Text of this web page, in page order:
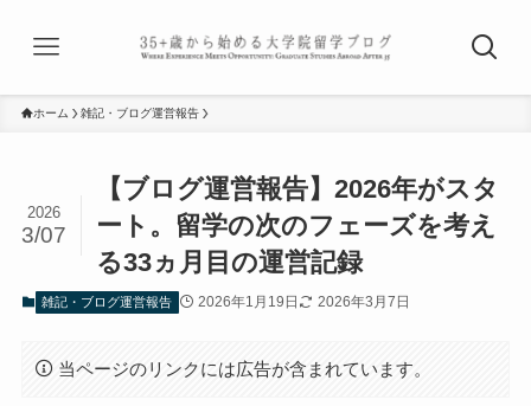
ホーム 雑記・ブログ運営報告
【ブログ運営報告】2026年がスタ
ート。留学の次のフェーズを考え
る33ヵ月目の運営記録
2026
3/07
雑記・ブログ運営報告 2026年1月19日 2026年3月7日
当ページのリンクには広告が含まれています。